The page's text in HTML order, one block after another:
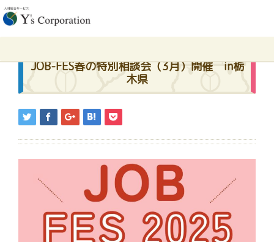
JOB-FES春の特別相談会（3月）開催 in栃木県
JOB-FES春の特別相談会（3月）開催 in栃
木県